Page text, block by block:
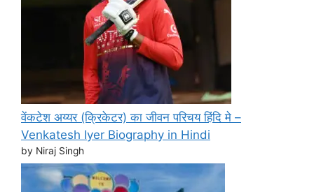
वेंकटेश अय्यर (क्रिकेटर) का जीवन परिचय हिंदि मे –
Venkatesh Iyer Biography in Hindi
by Niraj Singh